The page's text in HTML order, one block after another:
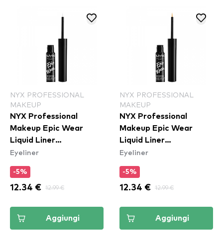
NYX PROFESSIONAL
MAKEUP
NYX Professional
Makeup Epic Wear
Liquid Liner
Waterproof - White
Eyeliner
-5%
12.34 € 12.99 €
Aggiungi
NYX PROFESSIONAL
MAKEUP
NYX Professional
Makeup Epic Wear
Liquid Liner
Waterproof - Yellow
Eyeliner
-5%
12.34 € 12.99 €
Aggiungi